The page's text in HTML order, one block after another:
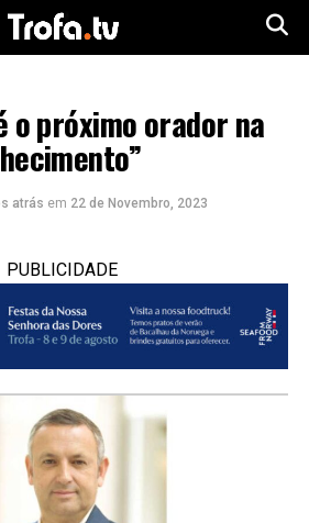
o próximo orador na
atrás em 22 de Novembro, 2023
PUBLICIDADE